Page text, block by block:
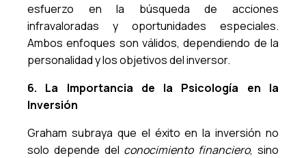
esfuerzo en la búsqueda de acciones
infravaloradas y oportunidades especiales.
Ambos enfoques son válidos, dependiendo de la
personalidad y los objetivos del inversor.
6. La Importancia de la Psicología en la
Inversión
Graham subraya que el éxito en la inversión no
solo depende del conocimiento financiero, sino